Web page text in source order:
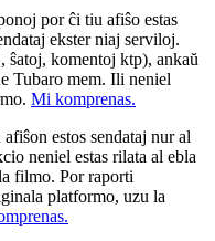
por ĉi tiu afiŝo estas
ekster niaj serviloj.
ŝatoj, komentoj ktp), ankaŭ
Tubaro mem. Ili neniel
Mi komprenas.
estos sendataj nur al
neniel estas rilata al ebla
filmo. Por raporti
platformo, uzu la